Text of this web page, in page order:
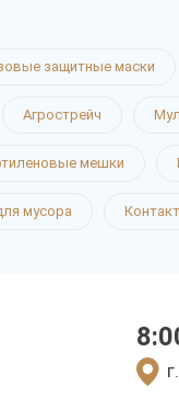
защитные маски
Агрострейч
мешки
мусора